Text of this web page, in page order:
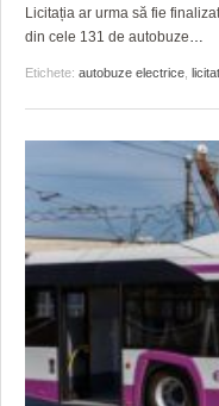
Licitația ar urma să fie
din cele 131 de autobuze…
Etichete: autobuze electrice,